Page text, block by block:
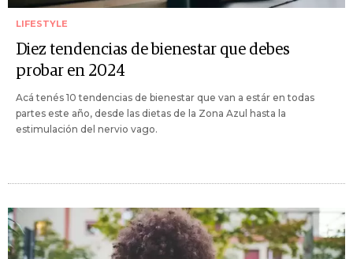
LIFESTYLE
Diez tendencias de bienestar que debes
probar en 2024
Acá tenés 10 tendencias de bienestar que van a estár en todas
partes este año, desde las dietas de la Zona Azul hasta la
estimulación del nervio vago.